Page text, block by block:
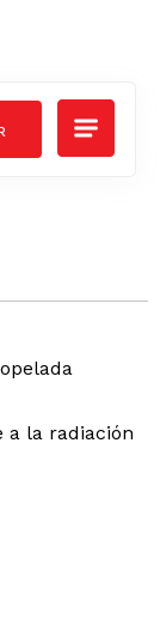
a la radiación